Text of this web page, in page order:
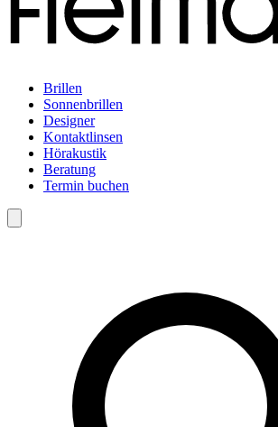
Brillen
Sonnenbrillen
Designer
Kontaktlinsen
Hörakustik
Beratung
Termin buchen